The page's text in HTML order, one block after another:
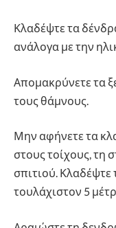
Κλαδέψτε τα
ανάλογα με την
Απομακρύνετε τα
τους θάμνους.
Μην αφήνετε τα
στους τοίχους, τη
σπιτιού.
τουλάχιστον 5